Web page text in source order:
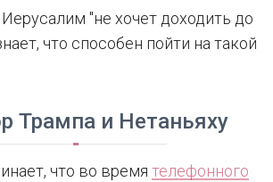
"не хочет доходить до
что способен пойти на такой
Трампа и Нетаньяху
что во время телефонного